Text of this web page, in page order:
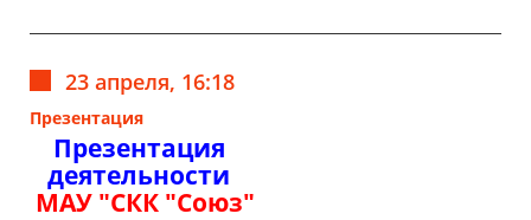
23 апреля, 16:18
Презентация
Презентация
деятельности
МАУ "СКК "Союз"